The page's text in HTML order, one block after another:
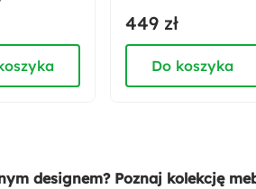
449 zł
Do koszyka
designem? Poznaj kolekcję